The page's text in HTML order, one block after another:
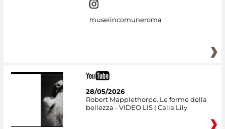
museiincomuneroma
28/05/2026
Robert Mapplethorpe. Le forme della
bellezza - VIDEO LIS | Calla Lily